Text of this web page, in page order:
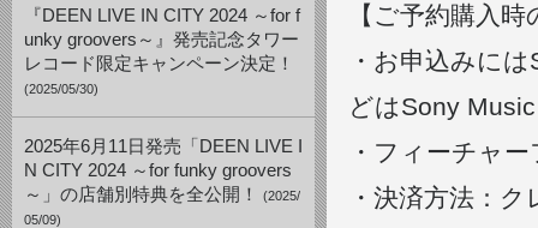
『DEEN LIVE IN CITY 2024 ～for f
unky groovers～』発売記念タワー
レコード限定キャンペーン決定！
(2025/05/30)
2025年6月11日発売「DEEN LIVE I
N CITY 2024 ～for funky groovers
～」の店舗別特典を全公開！
(2025/
05/09)
【ご予約購入
・お申込みに
どはSony
・フィーチャ
・決済方法：